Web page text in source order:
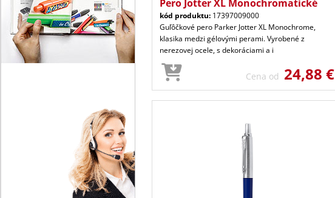
Pero Jotter XL Monochromatické
kód produktu: 17397009000
Guľôčkové pero Parker Jotter XL Monochrome,
klasika medzi gélovými perami. Vyrobené z
nerezovej ocele, s dekoráciami a i
Cena od 24,88 €